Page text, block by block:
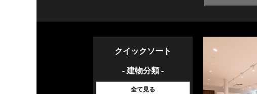
クイックソート
- 建物分類 -
全て見る